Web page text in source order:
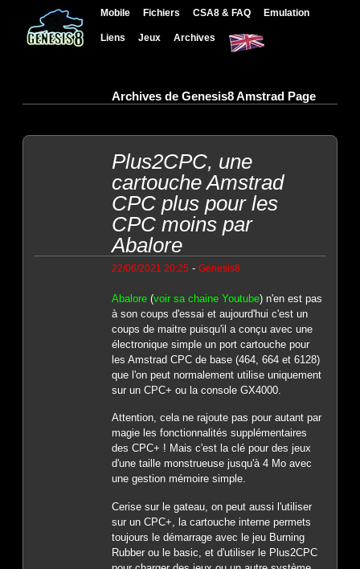
Mobile Fichiers CSA8 & FAQ Emulation
Liens Jeux Archives
Archives de Genesis8 Amstrad Page
Plus2CPC, une
cartouche Amstrad
CPC plus pour les
CPC moins par
Abalore
22/06/2021 20:25 - Genesis8
Abalore(voir sa chaine Youtube) n'en est pas
à son coups d'essai et aujourd'hui c'est un
coups de maitre puisqu'il a conçu avec une
électronique simple un port cartouche pour
les Amstrad CPC de base (464, 664 et 6128)
que l'on peut normalement utilise uniquement
sur un CPC+ ou la console GX4000.
Attention, cela ne rajoute pas pour autant par
magie les fonctionnalités supplémentaires
des CPC+ ! Mais c'est la clé pour des jeux
d'une taille monstrueuse jusqu'à 4 Mo avec
une gestion mémoire simple.
Cerise sur le gateau, on peut aussi l'utiliser
sur un CPC+, la cartouche interne permets
toujours le démarrage avec le jeu Burning
Rubber ou le basic, et d'utiliser le Plus2CPC